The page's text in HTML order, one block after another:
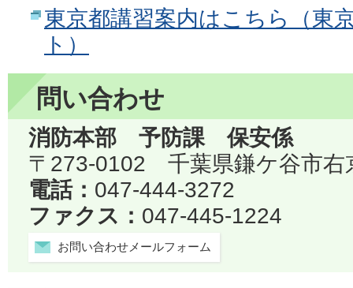
東京都講習案内はこちら（東
ト）
問い合わせ
消防本部 予防課 保安係
〒273-0102 千葉県鎌ケ谷市右
電話： 047-444-3272
ファクス： 047-445-1224
お問い合わせメールフォーム